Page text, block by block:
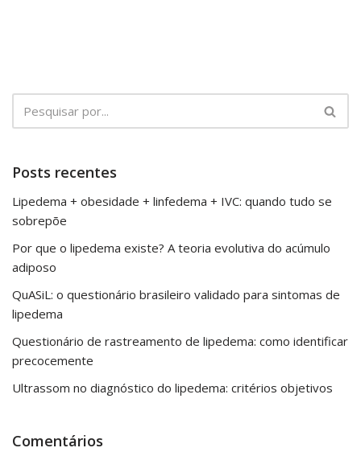
Posts recentes
Lipedema + obesidade + linfedema + IVC: quando tudo se
sobrepõe
Por que o lipedema existe? A teoria evolutiva do acúmulo
adiposo
QuASiL: o questionário brasileiro validado para sintomas de
lipedema
Questionário de rastreamento de lipedema: como identificar
precocemente
Ultrassom no diagnóstico do lipedema: critérios objetivos
Comentários